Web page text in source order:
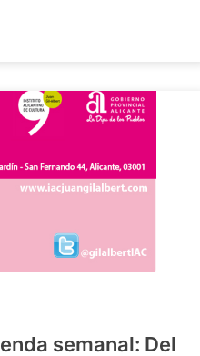
semanal: Del